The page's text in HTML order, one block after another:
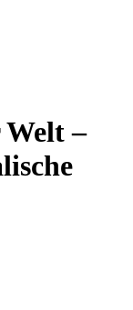
–